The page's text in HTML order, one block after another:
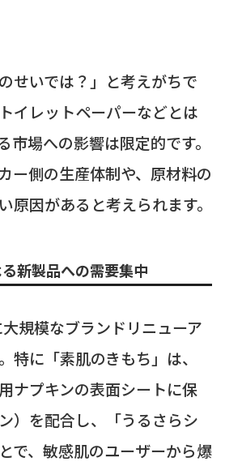
せいでは？」と考えがちで
イレットペーパーなどとは
市場への影響は限定的です。
ー側の生産体制や、原材料の
原因があると考えられます。
新製品への需要集中
規模なブランドリニューア
特に「素肌のきもち」は、
ナプキンの表面シートに保
）を配合し、「うるさらシ
で、敏感肌のユーザーから爆